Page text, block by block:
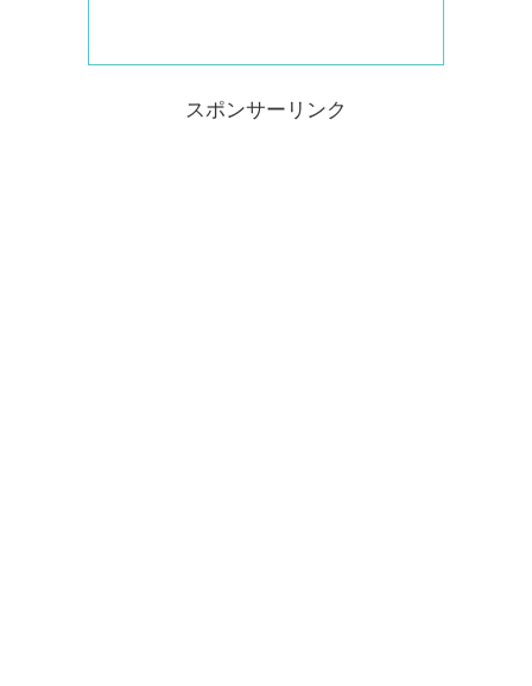
スポンサーリンク